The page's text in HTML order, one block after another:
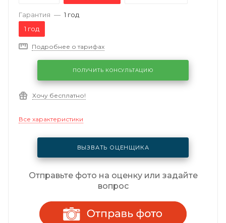
Гарантия — 1 год
1 год
Подробнее о тарифах
ПОЛУЧИТЬ КОНСУЛЬТАЦИЮ
Хочу бесплатно!
Все характеристики
ВЫЗВАТЬ ОЦЕНЩИКА
Отправьте фото на оценку или задайте
вопрос